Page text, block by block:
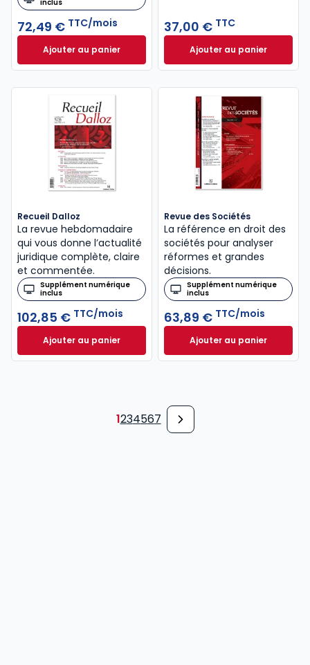
inclus
72,49 € TTC/mois
Ajouter au panierRevue de Jurisprudence Droit des Affaires à 72,49
37,00 € TTC
Ajouter au panier
Code de
Recueil Dalloz
La revue hebdomadaire
qui vous donne l’actualité
juridique complète, claire
et commentée.
Supplément numérique
inclus
102,85 € TTC/mois
Ajouter au panierRecueil Dalloz à 102,85 €TTC/mois
Revue des Sociétés
La référence en droit des
sociétés pour analyser
réformes et grandes
décisions.
Supplément numérique
inclus
63,89 € TTC/mois
Ajouter au panier
Revue des
1234567